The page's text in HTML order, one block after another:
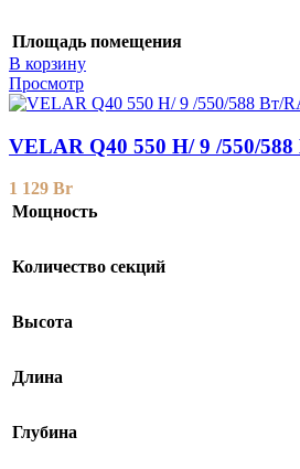
Площадь помещения
В корзину
Просмотр
VELAR Q40 550 H/ 9 /550/588
1 129 Br
Мощность
Количество секций
Высота
Длина
Глубина